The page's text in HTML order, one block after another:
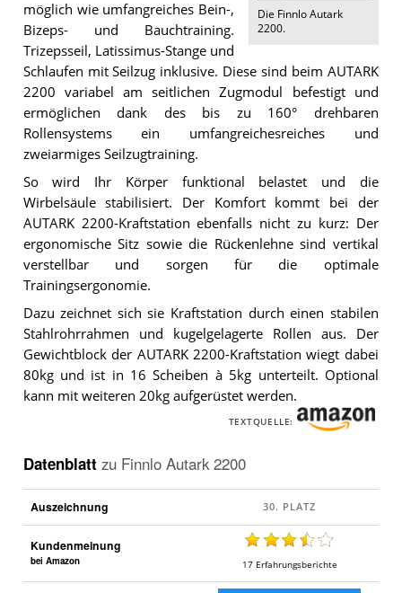
Die Finnlo Autark
2200.
möglich wie umfangreiches Bein-,
Bizeps- und Bauchtraining.
Trizepsseil, Latissimus-Stange und
Schlaufen mit Seilzug inklusive. Diese sind beim AUTARK
2200 variabel am seitlichen Zugmodul befestigt und
ermöglichen dank des bis zu 160° drehbaren
Rollensystems ein umfangreichesreiches und
zweiarmiges Seilzugtraining.
So wird Ihr Körper funktional belastet und die
Wirbelsäule stabilisiert. Der Komfort kommt bei der
AUTARK 2200-Kraftstation ebenfalls nicht zu kurz: Der
ergonomische Sitz sowie die Rückenlehne sind vertikal
verstellbar und sorgen für die optimale
Trainingsergonomie.
Dazu zeichnet sich sie Kraftstation durch einen stabilen
Stahlrohrrahmen und kugelgelagerte Rollen aus. Der
Gewichtblock der AUTARK 2200-Kraftstation wiegt dabei
80kg und ist in 16 Scheiben à 5kg unterteilt. Optional
kann mit weiteren 20kg aufgerüstet werden.
TEXTQUELLE:
Datenblatt zu Finnlo Autark 2200
Auszeichnung
Kundenmeinung
bei Amazon 17 Erfahrungsberichte